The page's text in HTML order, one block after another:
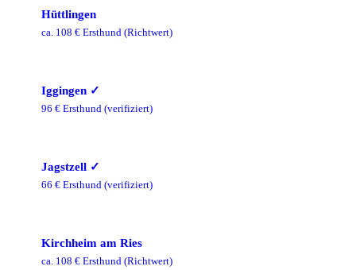
Hüttlingen
ca. 108 € Ersthund (Richtwert)
Iggingen ✓
96 € Ersthund (verifiziert)
Jagstzell ✓
66 € Ersthund (verifiziert)
Kirchheim am Ries
ca. 108 € Ersthund (Richtwert)